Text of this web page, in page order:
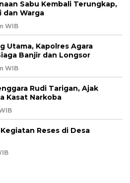
Sabu Kembali Terungkap,
dan Warga
WIB
Utama, Kapolres Agara
Banjir dan Longsor
WIB
Rudi Tarigan, Ajak
Kasat Narkoba
Reses di Desa